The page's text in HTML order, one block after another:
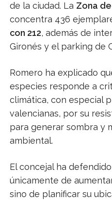
de la ciudad. La Zona
concentra 436
con 212, además de
Gironés y el parking de
Romero ha explicado
especies responde a
climática, con especial
valencianas, por su
para generar sombra y
ambiental.
El concejal ha
únicamente de
sino de planificar su